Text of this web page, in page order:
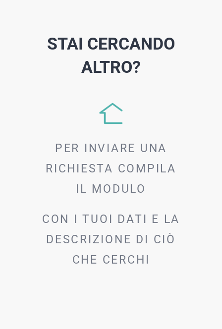
STAI CERCANDO
ALTRO?
PER INVIARE UNA
RICHIESTA COMPILA
IL MODULO
CON I TUOI DATI E LA
DESCRIZIONE DI CIÒ
CHE CERCHI